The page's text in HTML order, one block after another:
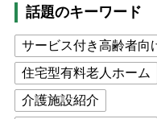
話題のキーワード
サービス付き高齢者向
住宅型有料老人ホーム
介護施設紹介